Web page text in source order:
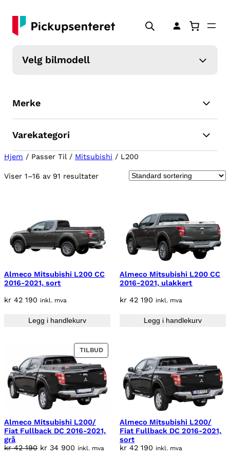
Velg bilmodell
Merke
Varekategori
Hjem / Passer Til / Mitsubishi / L200
Viser 1–16 av 91 resultater
Almeco Mitsubishi L200 CC
2016-2021, sort
kr 42 190 inkl. mva
Legg i handlekurv
Almeco Mitsubishi L200 CC
2016-2021, ulakkert
kr 42 190 inkl. mva
Legg i handlekurv
TILBUDP
R
O
D
U
Å
A
Almeco Mitsubishi L200/
Fiat Fullback DC 2016-2021,
grå
kr42 190 O
kr 34 900 Ninkl. mva
Almeco Mitsubishi L200/
Fiat Fullback DC 2016-2021,
sort
kr 42 190 inkl. mva